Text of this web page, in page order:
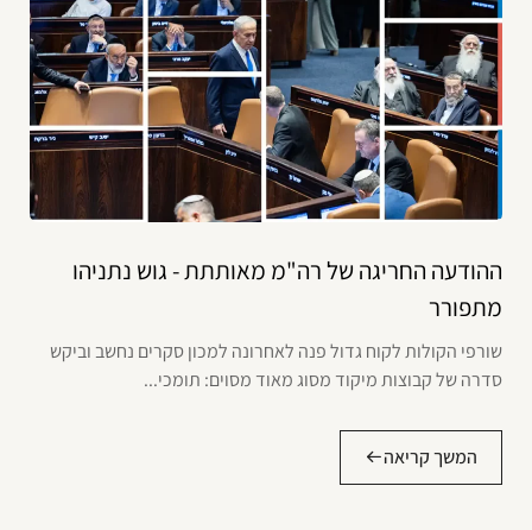
ההודעה החריגה של רה"מ מאותתת - גוש נתניהו
מתפורר
שורפי הקולות לקוח גדול פנה לאחרונה למכון סקרים נחשב וביקש
סדרה של קבוצות מיקוד מסוג מאוד מסוים: תומכי...
המשך קריאה